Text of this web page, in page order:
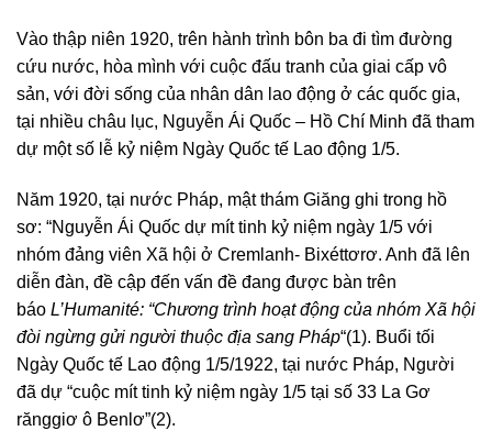
Vào thập niên 1920, trên hành trình bôn ba đi tìm đường
cứu nước, hòa mình với cuộc đấu tranh của giai cấp vô
sản, với đời sống của nhân dân lao động ở các quốc gia,
tại nhiều châu lục, Nguyễn Ái Quốc – Hồ Chí Minh đã tham
dự một số lễ kỷ niệm Ngày Quốc tế Lao động 1/5.
Năm 1920, tại nước Pháp, mật thám Giăng ghi trong hồ
sơ: “Nguyễn Ái Quốc dự mít tinh kỷ niệm ngày 1/5 với
nhóm đảng viên Xã hội ở Cremlanh- Bixéttơrơ. Anh đã lên
diễn đàn, đề cập đến vấn đề đang được bàn trên
báo L’Humanité: “Chương trình hoạt động của nhóm Xã hội
đòi ngừng gửi người thuộc địa sang Pháp“(1). Buổi tối
Ngày Quốc tế Lao động 1/5/1922, tại nước Pháp, Người
đã dự “cuộc mít tinh kỷ niệm ngày 1/5 tại số 33 La Gơ
rănggiơ ô Benlơ”(2).